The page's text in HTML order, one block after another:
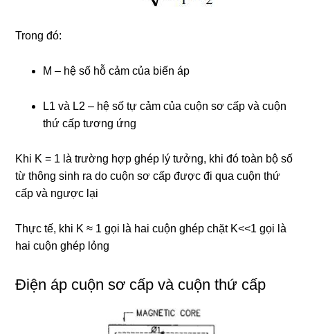
Trong đó:
M – hệ số hỗ cảm của biến áp
L1 và L2 – hệ số tự cảm của cuộn sơ cấp và cuộn
thứ cấp tương ứng
Khi K = 1 là trường hợp ghép lý tưởng, khi đó toàn bộ số
từ thông sinh ra do cuộn sơ cấp được đi qua cuộn thứ
cấp và ngược lại
Thực tế, khi K ≈ 1 gọi là hai cuộn ghép chặt K<<1 gọi là
hai cuộn ghép lỏng
Điện áp cuộn sơ cấp và cuộn thứ cấp